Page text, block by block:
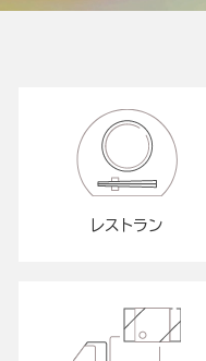
レストラン